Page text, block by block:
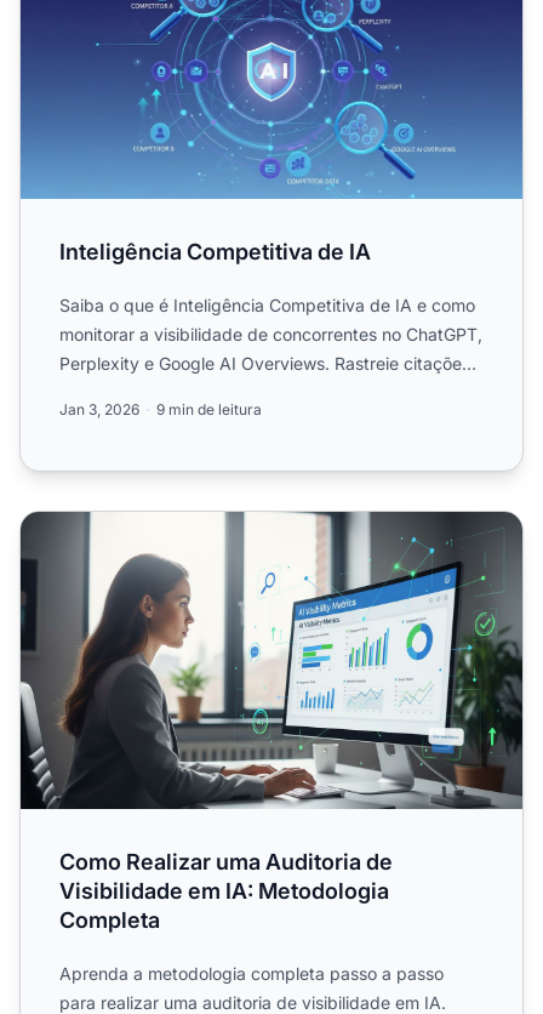
Inteligência Competitiva de IA
Saiba o que é Inteligência Competitiva de IA e como
monitorar a visibilidade de concorrentes no ChatGPT,
Perplexity e Google AI Overviews. Rastreie citações,
Jan 3, 2026 9 min de leitura
Como Realizar uma Auditoria de Visibilidade em IA:
Como Realizar uma Auditoria de
Visibilidade em IA: Metodologia
Completa
Aprenda a metodologia completa passo a passo
para realizar uma auditoria de visibilidade em IA.